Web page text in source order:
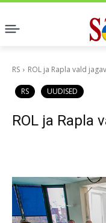
RS ROL ja Rapla vald
RS UUDISED
ROL ja Rapla